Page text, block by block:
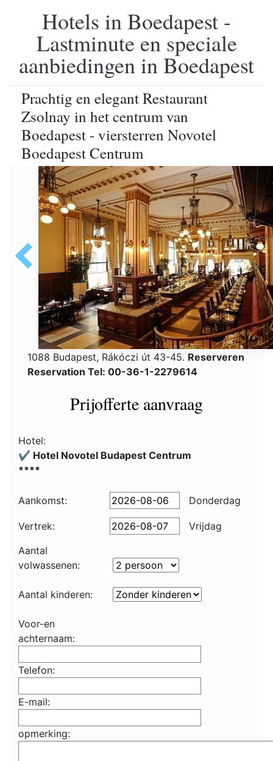
Hotels in Boedapest -
Lastminute en speciale
aanbiedingen in Boedapest
Prachtig en elegant Restaurant
Zsolnay in het centrum van
Boedapest - viersterren Novotel
Boedapest Centrum
1088 Budapest, Rákóczi út 43-45. Reserveren
Reservation Tel: 00-36-1-2279614
Prijofferte aanvraag
Hotel:
✔️ Hotel Novotel Budapest Centrum
****
Aankomst: Donderdag
Vertrek:
Vrijdag
Aantal
volwassenen:
Aantal kinderen:
Voor-en
achternaam:
Telefon:
E-mail:
opmerking: